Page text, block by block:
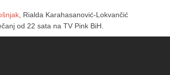
, Rialda Karahasanović-Lokvančić
od 22 sata na TV Pink BiH.